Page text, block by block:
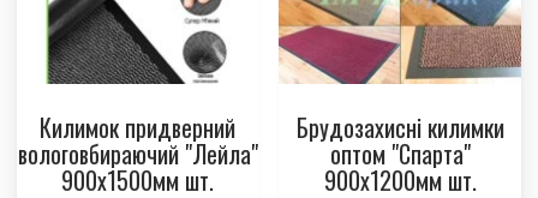
Килимок придверний
вологовбираючий "Лейла"
900х1500мм шт.
Брудозахисні килимки
оптом "Спарта"
900х1200мм шт.